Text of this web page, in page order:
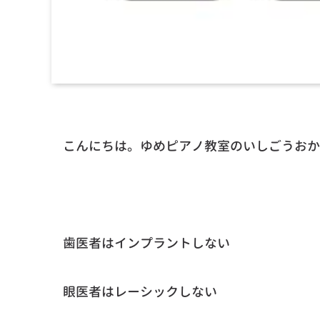
こんにちは。ゆめピアノ教室のいしごうお
歯医者はインプラントしない
眼医者はレーシックしない